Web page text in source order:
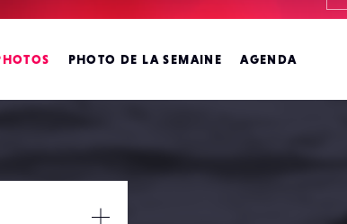
PHOTO DE LA SEMAINE AGENDA